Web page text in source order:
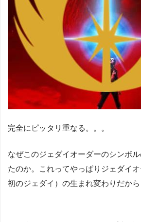
完全にピッタリ重なる。。。
なぜこのジェダイオーダーのシンボ
たのか。これってやっぱりジェダイ
初のジェダイ）の生まれ変わりだから